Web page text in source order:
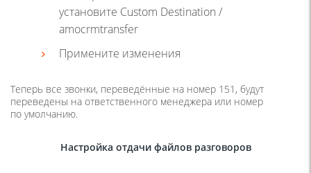
установите Custom Destination /
amocrmtransfer
Примените изменения
Теперь все звонки, переведённые на номер 151, будут
переведены на ответственного менеджера или номер
по умолчанию.
Настройка отдачи файлов разговоров